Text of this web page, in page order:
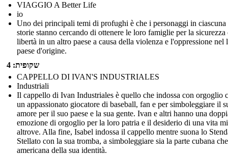
VIAGGIO A Better Life
io
Uno dei principali temi di profughi è che i personaggi in ciascuna
storie stanno cercando di ottenere le loro famiglie per la sicurezza
libertà in un altro paese a causa della violenza e l'oppressione nel
paese d'origine.
שקופית: 4
CAPPELLO DI IVAN'S INDUSTRIALES
Industriali
Il cappello di Ivan Industriales è quello che indossa con orgoglio
un appassionato giocatore di baseball, fan e per simboleggiare il
amore per il suo paese e la sua gente. Ivan e altri hanno una
emozione di orgoglio per la loro patria e il desiderio di una vita
altrove. Alla fine, Isabel indossa il cappello mentre suona lo
Stellato con la sua tromba, a simboleggiare sia la parte cubana
americana della sua identità.